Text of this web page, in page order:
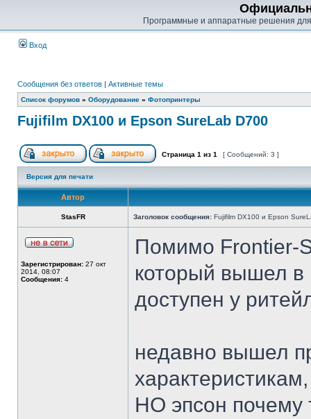
Программные и аппаратные решения
Вход
Сообщения без ответов | Активные темы
Список форумов » Оборудование » Фотопринтеры
Fujifilm DX100 и Epson SureLab D700
Страница 1 из 1 [ Сообщений: 3 ]
Версия для печати
Автор
StasFR Заголовок сообщения: Fujifilm DX100 и Epson
Зарегистрирован: 27 окт
2014, 08:07
Сообщения: 4
Помимо Frontier-
который вышел в
доступен у
недавно вышел
НО эпсон почему